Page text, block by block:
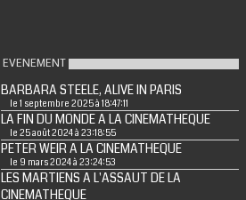
EVENEMENT
BARBARA STEELE, ALIVE IN PARIS
le 1 septembre 2025 à 18:47:11
LA FIN DU MONDE A LA CINEMATHEQUE
le 25 août 2024 à 23:18:55
PETER WEIR A LA CINEMATHEQUE
le 9 mars 2024 à 23:24:53
LES MARTIENS A L'ASSAUT DE LA
CINEMATHEQUE